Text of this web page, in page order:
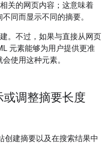
关的网页内容；这意味着
同而显示不同的摘要。
。不过，如果与直接从网页
元素能够为用户提供更准
使用这种元素。
调整摘要长度
创建摘要以及在搜索结果中